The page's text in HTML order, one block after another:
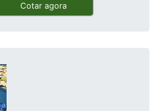
Cotar agora